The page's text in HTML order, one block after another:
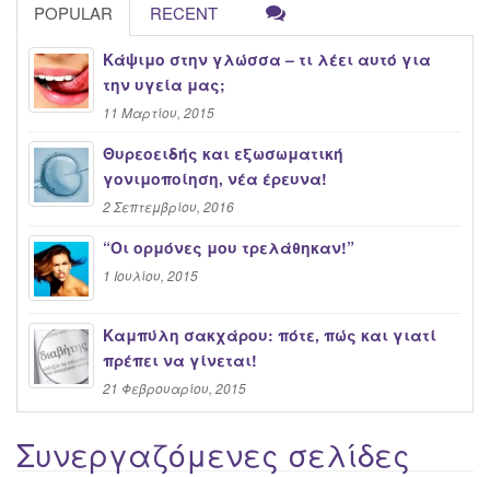
POPULAR RECENT
Κάψιμο στην γλώσσα – τι λέει αυτό για
την υγεία μας;
11 Μαρτίου, 2015
Θυρεοειδής και εξωσωματική
γονιμοποίηση, νέα έρευνα!
2 Σεπτεμβρίου, 2016
“Oι ορμόνες μου τρελάθηκαν!”
1 Ιουλίου, 2015
Καμπύλη σακχάρου: πότε, πώς και γιατί
πρέπει να γίνεται!
21 Φεβρουαρίου, 2015
Συνεργαζόμενες σελίδες